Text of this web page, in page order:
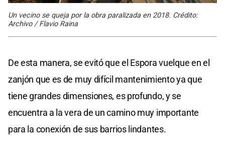
Un vecino se queja por la obra paralizada en 2018. Crédito:
Archivo / Flavio Raina
De esta manera, se evitó que el Espora vuelque en el
zanjón que es de muy difícil mantenimiento ya que
tiene grandes dimensiones, es profundo, y se
encuentra a la vera de un camino muy importante
para la conexión de sus barrios lindantes.